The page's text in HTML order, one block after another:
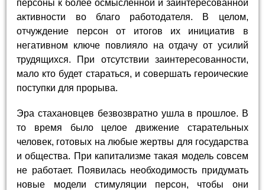
персоны к более осмысленной и заинтересованной
активности во благо работодателя. В целом,
отчуждение персон от итогов их инициатив в
негативном ключе повлияло на отдачу от усилий
трудящихся. При отсутствии заинтересованности,
мало кто будет стараться, и совершать героические
поступки для прорыва.
Эра стахановцев безвозвратно ушла в прошлое. В
то время было целое движение старательных
человек, готовых на любые жертвы для государства
и общества. При капитализме такая модель совсем
не работает. Появилась необходимость придумать
новые модели стимуляции персон, чтобы они